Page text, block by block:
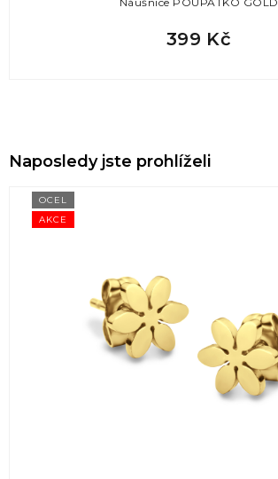
399 Kč
Naposledy jste prohlíželi
AKCE
OCEL